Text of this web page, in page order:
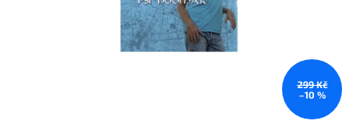
299 Kč
–10 %